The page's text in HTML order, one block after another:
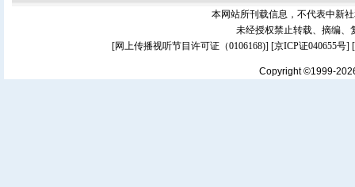
本网站所刊载信息，不代表中新
未经授权禁止转载、摘编、
[网上传播视听节目许可证（0106168)] [京ICP证040655号]
Copyright ©1999-